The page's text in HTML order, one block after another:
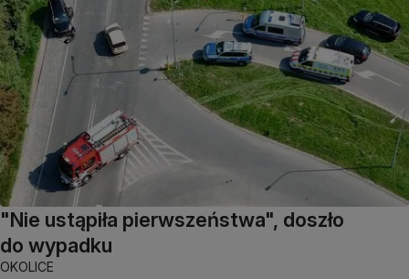
"Nie ustąpiła pierwszeństwa", doszło
do wypadku
OKOLICE